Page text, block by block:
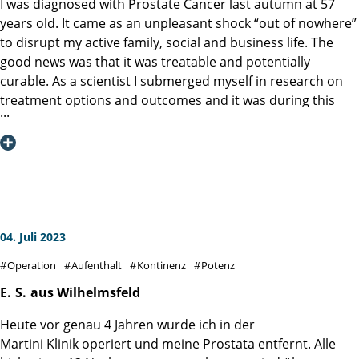
I was diagnosed with Prostate Cancer last autumn at 57
years old. It came as an unpleasant shock “out of nowhere”
to disrupt my active family, social and business life. The
good news was that it was treatable and potentially
curable. As a scientist I submerged myself in research on
treatment options and outcomes and it was during this
process I came across the Martini Klinik and in particular a
publication from the group detailing long term results for
resulting in deep expertise and an emphasis on a robust
logistically daunting to plan a trip like this, but the
administration at the Klinik and UKE were fabulous so I
Professor Graefen (Maestro!) performed my procedure
using the DaVinci robot on Feb 23rd 2023.
04. Juli 2023
Operation Aufenthalt Kontinenz Potenz
E. S. aus Wilhelmsfeld
Heute vor genau 4 Jahren wurde ich in der
Martini Klinik operiert und meine Prostata entfernt. Alle